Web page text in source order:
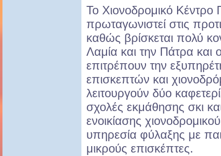
Το Χιονοδρομικό
πρωταγωνιστεί στις
καθώς βρίσκεται πολύ
Λαμία και την Πάτρα και
επιτρέπουν την
επισκεπτών και
λειτουργούν δύο
σχολές εκμάθησης σκι
ενοικίασης
υπηρεσία φύλαξης με
μικρούς επισκέπτες.